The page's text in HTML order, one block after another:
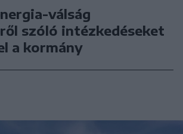
válság
szóló intézkedéseket
a kormány